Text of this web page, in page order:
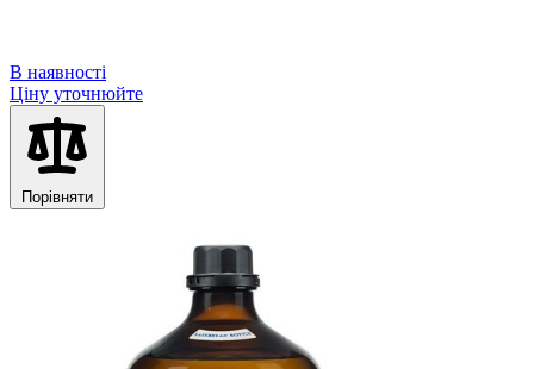
В наявності
Ціну уточнюйте
Порівняти